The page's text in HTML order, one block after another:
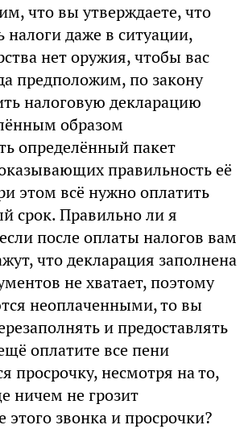
что вы утверждаете, что
налоги даже в ситуации,
нет оружия, чтобы вас
предположим, по закону
налоговую декларацию
образом
определённый пакет
правильность её
этом всё нужно оплатить
срок. Правильно ли я
после оплаты налогов вам
что декларация заполнена
не хватает, поэтому
неоплаченными, то вы
и предоставлять
оплатите все пени
просрочку, несмотря на то,
ничем не грозит
этого звонка и просрочки?